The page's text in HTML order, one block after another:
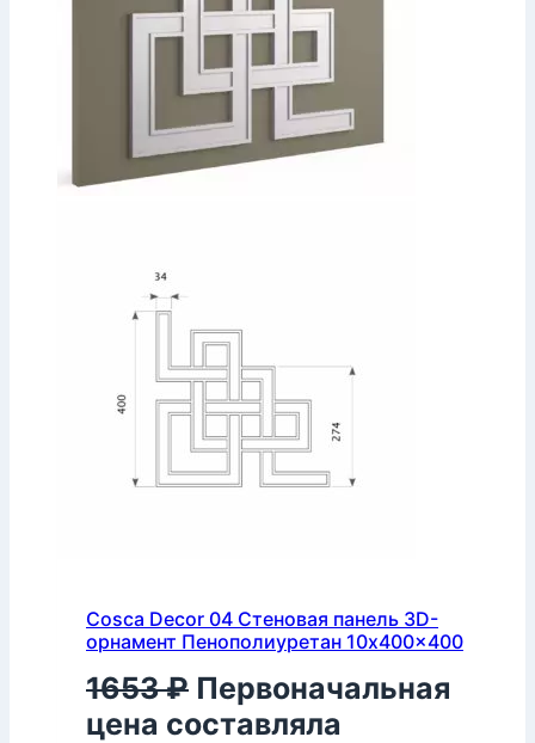
Cosca Decor 04 Стеновая панель 3D-
орнамент Пенополиуретан 10x400x400
1653₽ Первоначальная
цена составляла